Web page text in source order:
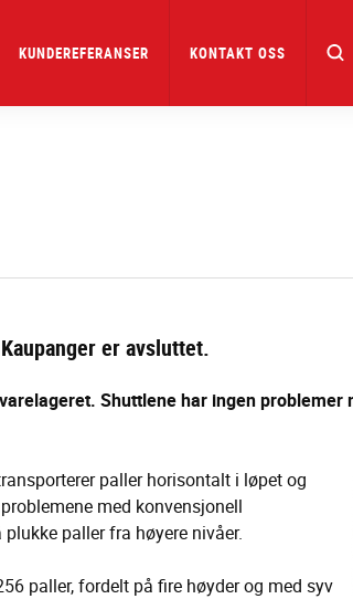
KUNDEREFERANSER KONTAKT OSS
er avsluttet.
Shuttlene har ingen problemer
paller horisontalt i løpet og
med konvensjonell
paller fra høyere nivåer.
paller, fordelt på fire høyder og med syv